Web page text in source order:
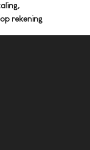
rekening